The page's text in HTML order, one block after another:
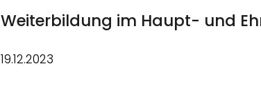
Weiterbildung im Haupt- und
19.12.2023